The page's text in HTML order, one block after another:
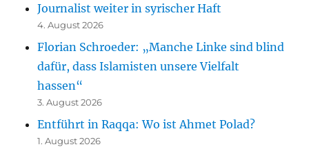
Journalist weiter in syrischer Haft
4. August 2026
Florian Schroeder: „Manche Linke sind blind
dafür, dass Islamisten unsere Vielfalt
hassen“
3. August 2026
Entführt in Raqqa: Wo ist Ahmet Polad?
1. August 2026